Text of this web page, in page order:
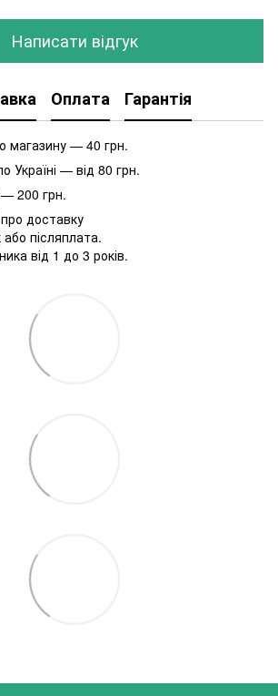
Написати відгук
Оплата Гарантія
магазину — 40 грн.
— від 80 грн.
200 грн.
доставку
післяплата.
від 1 до 3 років.